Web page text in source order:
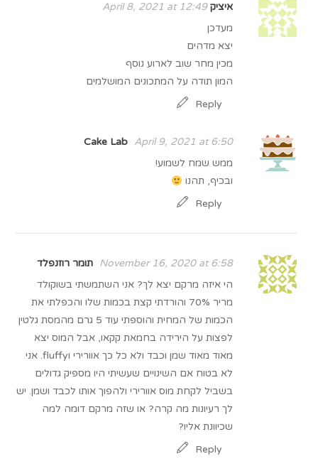
איציק April 8, 2021 at 12:49
מעדכן
יצא מדהים
מכין מחר שוב לארוע נוסף
המון תודה על המתכונים המושלמים
Reply
Cake Lab
April 9, 2021 at 6:50
ממש שמח לשמוע!
ובכיף, תהנו
Reply
‫תומר רוזנפלד‬‎
November 16, 2020 at 6:58
הי איזה מרקם יצא לך? אני השתמשתי בשוקולד
מריר 70% והורדתי קצת בכמות שלו והכפלתי את
הכמות של המחית והוספתי עוד 5 גרם מהמסת גלטין
לפצות על הירידה בחמאת קקאו, אבל המוס יצא
מאוד מאוד שמן וכבד ולא כל כך אוורירי וfluffy. אני
לא בטוח אם השינויים שעשיתי היו מספיק גדולים
בשביל לקחת מוס אוורירי ולהפוך אותו לכבד ושמן. יש
לך רעיונות מה קרה? או שזה מרקם דומה למה
שכיוונת אליו?
Reply